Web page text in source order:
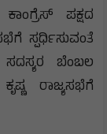
ಪಕ್ಷದ
ಸ್ಪರ್ಧಿಸುವಂತೆ
ಸದಸ್ಯರ ಬೆಂಬಲ
ರಾಜ್ಯಸಭೆಗೆ